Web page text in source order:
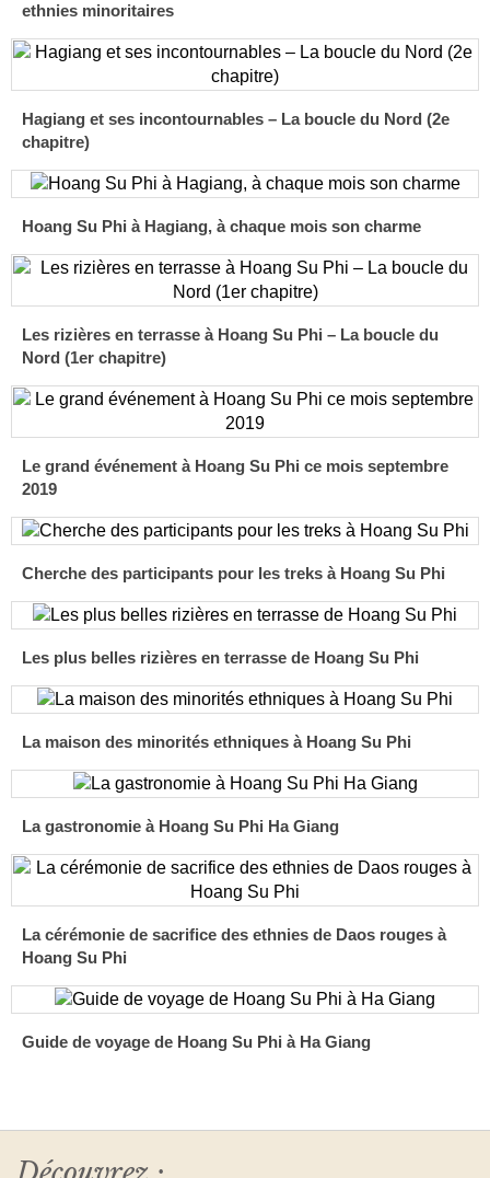
ethnies minoritaires
Hagiang et ses incontournables – La boucle du Nord (2e
chapitre)
Hoang Su Phi à Hagiang, à chaque mois son charme
Les rizières en terrasse à Hoang Su Phi – La boucle du
Nord (1er chapitre)
Le grand événement à Hoang Su Phi ce mois septembre
2019
Cherche des participants pour les treks à Hoang Su Phi
Les plus belles rizières en terrasse de Hoang Su Phi
La maison des minorités ethniques à Hoang Su Phi
La gastronomie à Hoang Su Phi Ha Giang
La cérémonie de sacrifice des ethnies de Daos rouges à
Hoang Su Phi
Guide de voyage de Hoang Su Phi à Ha Giang